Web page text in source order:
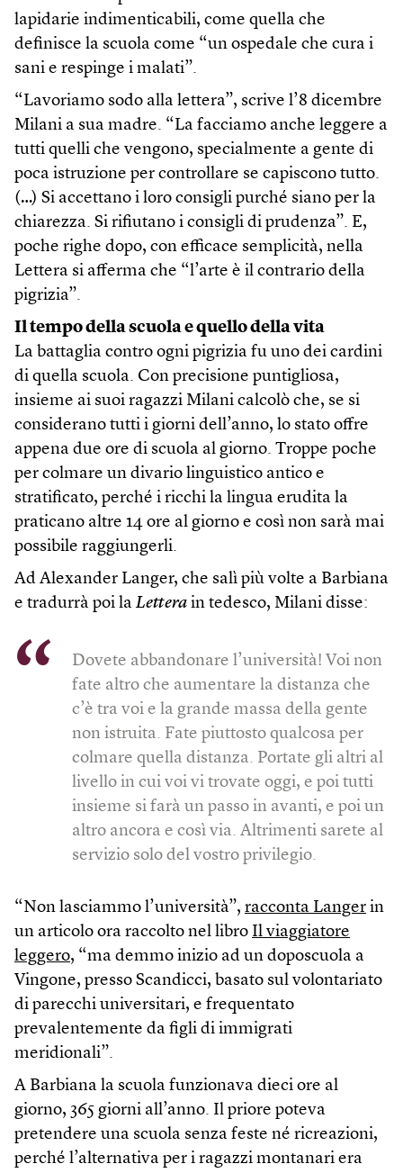
lapidarie indimenticabili, come quella che
definisce la scuola come “un ospedale che cura i
sani e respinge i malati”.
“Lavoriamo sodo alla lettera”, scrive l’8 dicembre
Milani a sua madre. “La facciamo anche leggere a
tutti quelli che vengono, specialmente a gente di
poca istruzione per controllare se capiscono tutto.
(…) Si accettano i loro consigli purché siano per la
chiarezza. Si rifiutano i consigli di prudenza”. E,
poche righe dopo, con efficace semplicità, nella
Lettera si afferma che “l’arte è il contrario della
pigrizia”.
Il tempo della scuola e quello della vita
La battaglia contro ogni pigrizia fu uno dei cardini
di quella scuola. Con precisione puntigliosa,
insieme ai suoi ragazzi Milani calcolò che, se si
considerano tutti i giorni dell’anno, lo stato offre
appena due ore di scuola al giorno. Troppe poche
per colmare un divario linguistico antico e
stratificato, perché i ricchi la lingua erudita la
praticano altre 14 ore al giorno e così non sarà mai
possibile raggiungerli.
Ad Alexander Langer, che salì più volte a Barbiana
e tradurrà poi la Lettera in tedesco, Milani disse:
Dovete abbandonare l’università! Voi non
fate altro che aumentare la distanza che
c’è tra voi e la grande massa della gente
non istruita. Fate piuttosto qualcosa per
colmare quella distanza. Portate gli altri al
livello in cui voi vi trovate oggi, e poi tutti
insieme si farà un passo in avanti, e poi un
altro ancora e così via. Altrimenti sarete al
servizio solo del vostro privilegio.
“Non lasciammo l’università”, racconta Langer in
un articolo ora raccolto nel libro Il viaggiatore
leggero, “ma demmo inizio ad un doposcuola a
Vingone, presso Scandicci, basato sul volontariato
di parecchi universitari, e frequentato
prevalentemente da figli di immigrati
meridionali”.
A Barbiana la scuola funzionava dieci ore al
giorno, 365 giorni all’anno. Il priore poteva
pretendere una scuola senza feste né ricreazioni,
perché l’alternativa per i ragazzi montanari era